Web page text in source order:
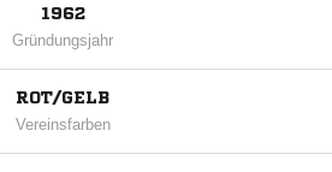
1962
Gründungsjahr
ROT/GELB
Vereinsfarben